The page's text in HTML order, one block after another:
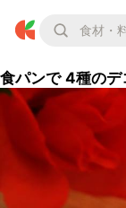
食パンで 4種のデ